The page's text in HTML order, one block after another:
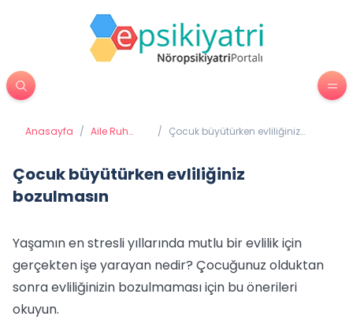
Anasayfa / Aile Ruh
/ Çocuk büyütürken evliliğiniz
Çocuk büyütürken evliliğiniz
bozulmasın
Yaşamın en stresli yıllarında mutlu bir evlilik için
gerçekten işe yarayan nedir? Çocuğunuz olduktan
sonra evliliğinizin bozulmaması için bu önerileri
okuyun.